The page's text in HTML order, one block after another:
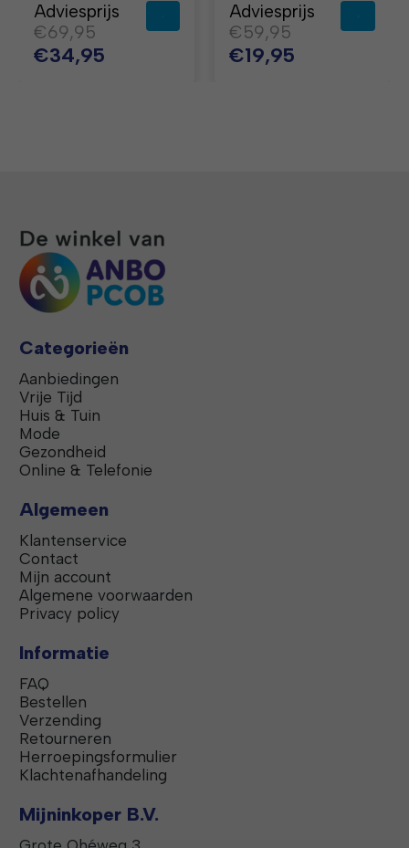
Adviesprijs
€69,95
€34,95
Adviesprijs
€59,95
€19,95
Categorieën
Aanbiedingen
Vrije Tijd
Huis & Tuin
Mode
Gezondheid
Online & Telefonie
Algemeen
Klantenservice
Contact
Mijn account
Algemene voorwaarden
Privacy policy
Informatie
FAQ
Bestellen
Verzending
Retourneren
Herroepingsformulier
Klachtenafhandeling
Mijninkoper B.V.